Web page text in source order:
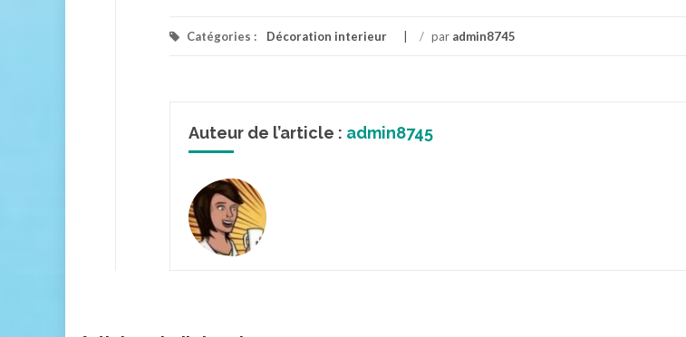
Catégories : Décoration interieur / par admin8745
Auteur de l’article : admin8745